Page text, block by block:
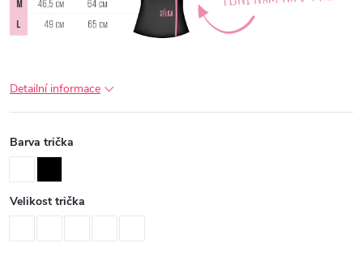
Detailní informace
Barva trička
Velikost trička